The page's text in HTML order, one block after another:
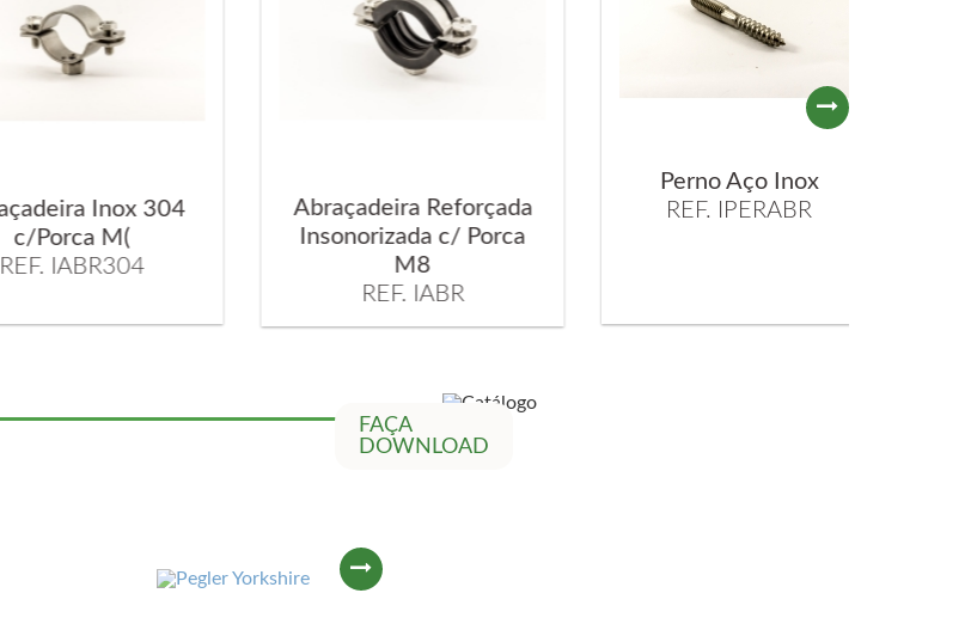
Inox 304
M(
Abraçadeira Reforçada
Insonorizada c/ Porca
REF. IABR
Perno Aço Inox
REF. IPERABR
FAÇA
DOWNLOAD